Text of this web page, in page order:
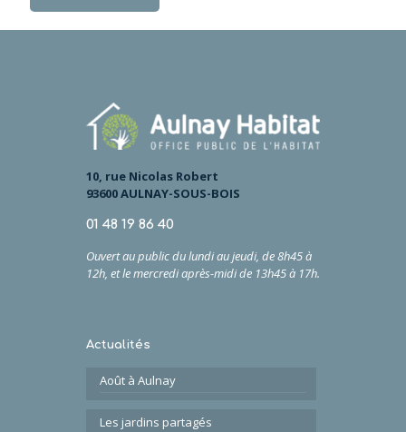
10, rue Nicolas Robert
93600 AULNAY-SOUS-BOIS
01 48 19 86 40
Ouvert au public du lundi au jeudi, de 8h45 à
12h, etlemercredi après-midi de 13h45 à 17h.
Actualités
Août à Aulnay
Les jardins partagés